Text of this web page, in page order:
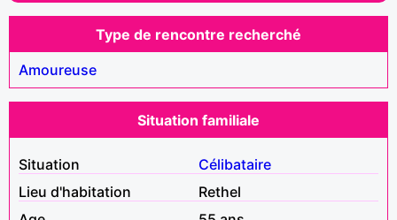
Type de rencontre recherché
Amoureuse
Situation familiale
Situation
Célibataire
Lieu d'habitation
Rethel